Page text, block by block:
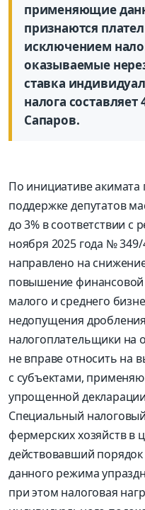
применяющие
признаются
исключением
оказываемые
ставка
налога
Сапаров.
По инициативе акимата
поддержке депутатов
до 3% в соответствии с
ноября 2025 года №
направлено на
повышение финансовой
малого и среднего
недопущения
налогоплательщики
не вправе относить на
с субъектами,
упрощенной
Специальный
фермерских хозяйств в
действовавший
данного режима
при этом налоговая